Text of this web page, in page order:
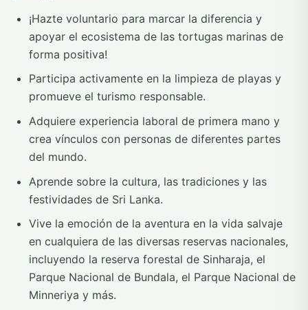
¡Hazte voluntario para marcar la diferencia y
apoyar el ecosistema de las tortugas marinas de
forma positiva!
Participa activamente en la limpieza de playas y
promueve el turismo responsable.
Adquiere experiencia laboral de primera mano y
crea vínculos con personas de diferentes partes
del mundo.
Aprende sobre la cultura, las tradiciones y las
festividades de Sri Lanka.
Vive la emoción de la aventura en la vida salvaje
en cualquiera de las diversas reservas nacionales,
incluyendo la reserva forestal de Sinharaja, el
Parque Nacional de Bundala, el Parque Nacional de
Minneriya y más.